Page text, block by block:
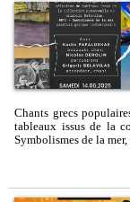
Chants grecs
tableaux issus de la
Symbolismes de la